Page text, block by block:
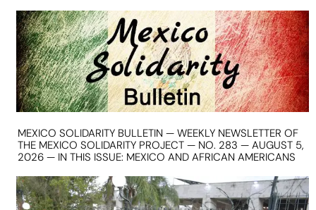
MEXICO SOLIDARITY BULLETIN — WEEKLY NEWSLETTER OF
THE MEXICO SOLIDARITY PROJECT — NO. 283 — AUGUST 5,
2026 — IN THIS ISSUE: MEXICO AND AFRICAN AMERICANS